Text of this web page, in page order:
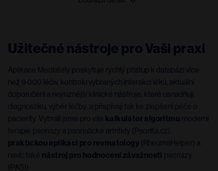
Užitečné nástroje pro Vaši praxi
Aplikace Mediately poskytuje rychlý přístup k databázi více
než 9 000 léčiv, kontrolu vybraných interakcí léků, aktuální
doporučení a nejrůznější klinické nástroje, které usnadňují
diagnostiku, výběr léčby, a přispívají tak ke zlepšení péče o
pacienty. Vybrali jsme pro vás kalkulátor algoritmu moderní
terapie psoriázy a psoriatické artritidy (PsorKa.cz),
praktickou aplikaci pro revmatology (RheumaHelper) a
navíc také nástroj pro hodnocení závažnosti
psoriázy
(PASI).